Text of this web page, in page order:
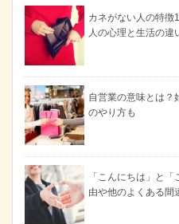
カネがない人の特徴
人の心理と生活の違
自営業の意味とは？
のやり方も
「こんにちは」と
由や他のよくある間